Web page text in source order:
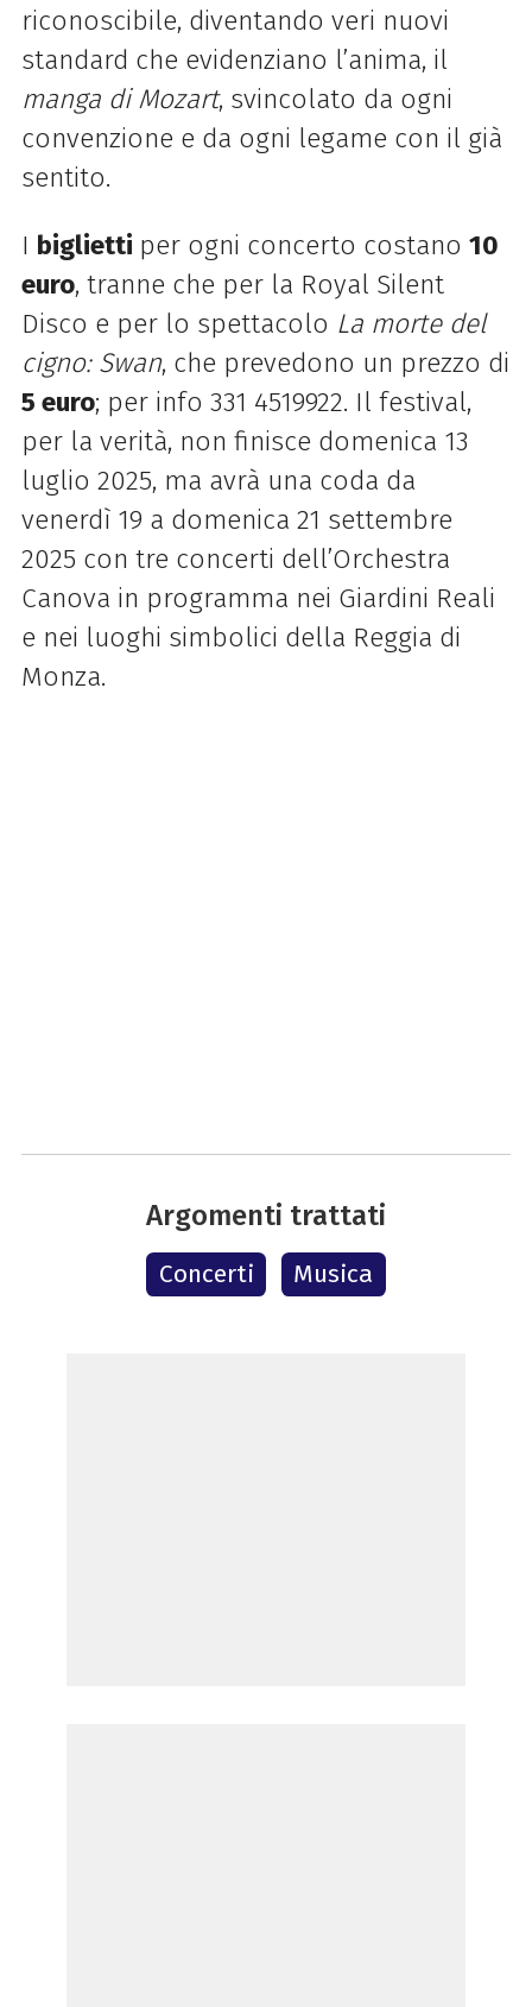
riconoscibile, diventando veri nuovi
standard che evidenziano l’anima, il
manga di Mozart, svincolato da ogni
convenzione e da ogni legame con il già
sentito.
I biglietti per ogni concerto costano 10
euro, tranne che per la Royal Silent
Disco e per lo spettacolo La morte del
cigno: Swan, che prevedono un prezzo di
5 euro; per info 331 4519922. Il festival,
per la verità, non finisce domenica 13
luglio 2025, ma avrà una coda da
venerdì 19 a domenica 21 settembre
2025 con tre concerti dell’Orchestra
Canova in programma nei Giardini Reali
e nei luoghi simbolici della Reggia di
Monza.
Argomenti trattati
Concerti Musica